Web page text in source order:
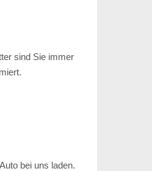
sind Sie immer
bei uns laden.